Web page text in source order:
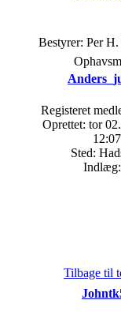
Bestyrer: Per
Registeret
Oprettet: tor
12:07
Sted:
Tilbage til